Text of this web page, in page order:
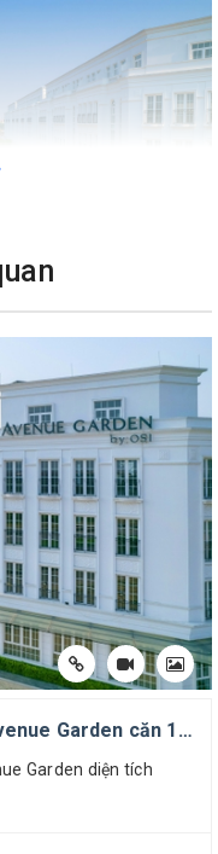
01 tầng hầm.
Cần giao dịch gấp shophouse Avenue Garden căn 143,5m2, thấp hơn các dự án xung quanh 60 tr/m2 đất.
Garden diện tích